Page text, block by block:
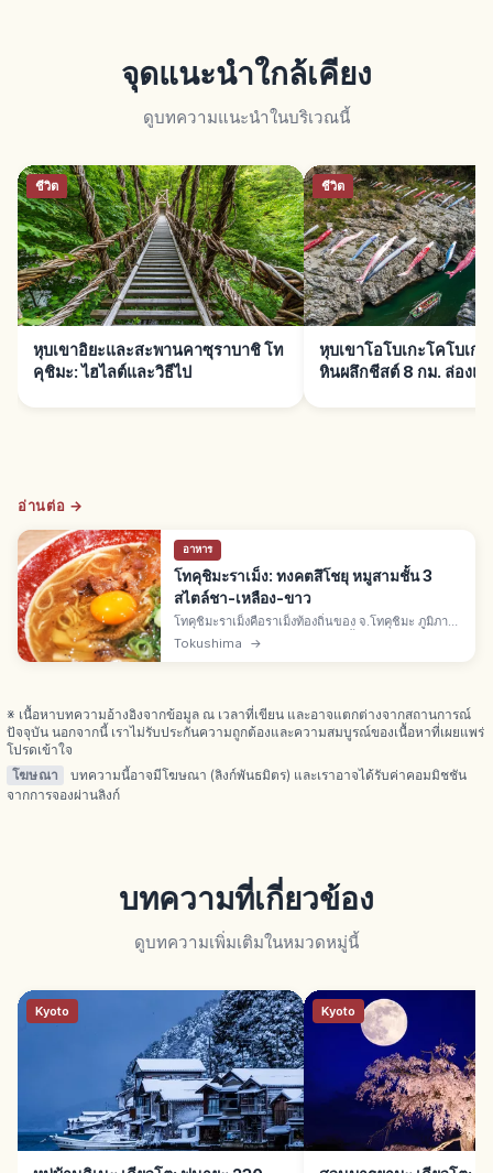
จุดแนะนำใกล้เคียง
ดูบทความแนะนำในบริเวณนี้
ชีวิต
หุบเขาอิยะและสะพานคาซุราบาชิ โท
คุชิมะ: ไฮไลต์และวิธีไป
ชีวิต
หุบเขาโอโบเกะโคโบเก
หินผลึกชีสต์ 8 กม. ล่องแก่
อ่านต่อ →
อาหาร
โทคุชิมะราเม็ง: ทงคตสึโชยุ หมูสามชั้น 3
สไตล์ชา-เหลือง-ขาว
โทคุชิมะราเม็งคือราเม็งท้องถิ่นของ จ.โทคุชิมะ ภูมิภาค
ชิโกกุ ซุปทงคตสึโชยุเข้ม หมูสามชั้นรสหวานเค็ม ใส่ไข่
Tokushima →
※ เนื้อหาบทความอ้างอิงจากข้อมูล ณ เวลาที่เขียน และอาจแตกต่างจากสถานการณ์
ปัจจุบัน นอกจากนี้ เราไม่รับประกันความถูกต้องและความสมบูรณ์ของเนื้อหาที่เผยแพร่
โปรดเข้าใจ
โฆษณา
บทความนี้อาจมีโฆษณา (ลิงก์พันธมิตร) และเราอาจได้รับค่าคอมมิชชัน
จากการจองผ่านลิงก์
บทความที่เกี่ยวข้อง
ดูบทความเพิ่มเติมในหมวดหมู่นี้
Kyoto Kyoto